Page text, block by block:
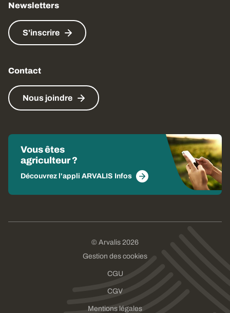
Newsletters
S'inscrire
Contact
Nous joindre
Vous êtes
agriculteur ?
Découvrez l'appli ARVALIS Infos
© Arvalis 2026
Gestion des cookies
CGU
CGV
Mentions légales